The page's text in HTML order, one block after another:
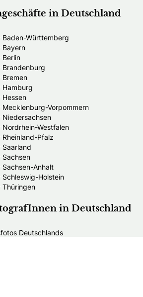
in Deutschland
Württemberg
Bayern
Hamburg
Vorpommern
Westfalen
Pfalz
Anhalt
Holstein
Thüringen
in Deutschland
Deutschlands